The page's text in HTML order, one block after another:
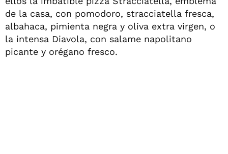
de la casa, con pomodoro, stracciatella fresca,
albahaca, pimienta negra y oliva extra virgen, o
la intensa Diavola, con salame napolitano
picante y orégano fresco.